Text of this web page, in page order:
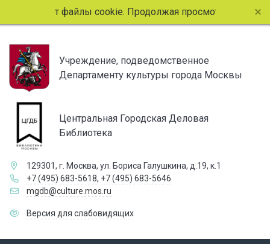
файлы cookie. Продолжая просмотр страниц
Учреждение, подведомственное
Департаменту культуры города Москвы
Центральная Городская Деловая
Библиотека
129301, г. Москва, ул. Бориса Галушкина, д.19, к.1
+7 (495) 683-5618, +7 (495) 683-5646
mgdb@culture.mos.ru
Версия для слабовидящих